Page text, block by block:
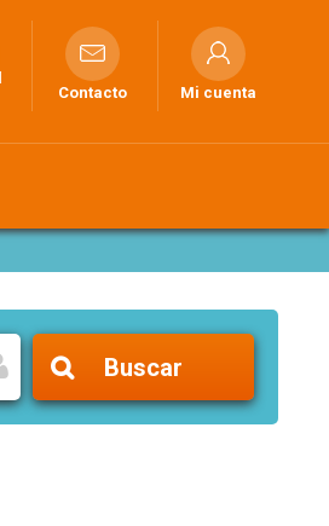
Contacto Mi cuenta
Buscar